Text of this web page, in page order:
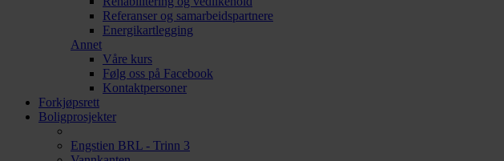
Referanser og samarbeidspartnere
Energikartlegging
Annet
Våre kurs
Følg oss på Facebook
Kontaktpersoner
Forkjøpsrett
Boligprosjekter
Engstien BRL - Trinn 3